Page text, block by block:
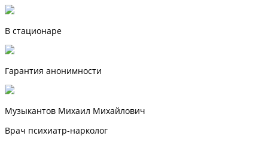
В стационаре
Гарантия анонимности
Музыкантов Михаил Михайлович
Врач психиатр-нарколог